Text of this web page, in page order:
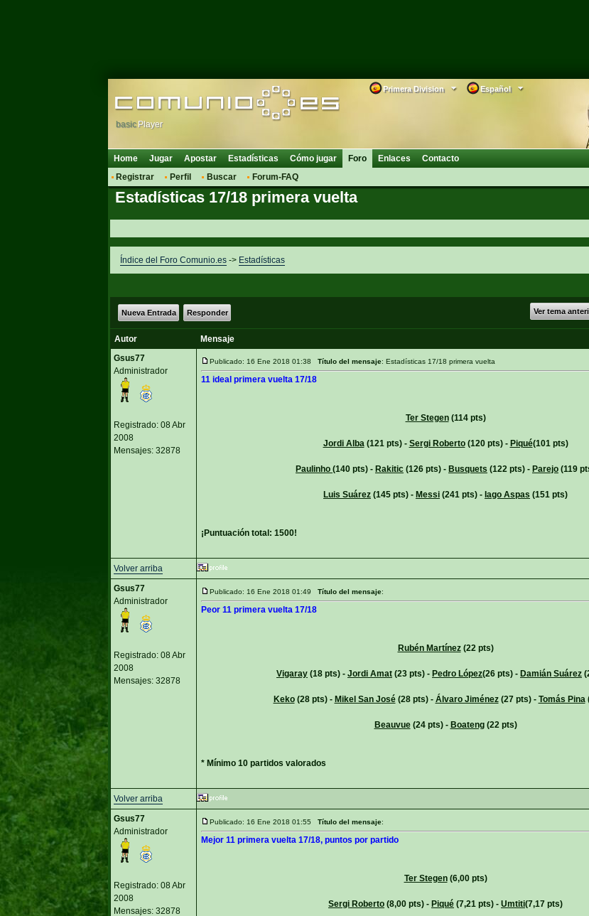
Español
Primera Division
basic Player
Home Jugar Apostar Estadísticas Cómo jugar
Foro
Registrar
Perfil Buscar Forum-FAQ
Enlaces Contacto
Estadísticas 17/18 primera vuelta
Índice del Foro Comunio.es-> Estadísticas
Ver tema
Nueva Entrada Responder
Autor
Mensaje
Gsus77
Administrador
Registrado: 08 Abr
2008
Mensajes: 32878
Publicado: 16 Ene 2018 01:38 Título del mensaje: Estadísticas 17/18 primera vuelta
11 ideal primera vuelta 17/18
Ter Stegen(114 pts)
Jordi Alba(121 pts) - Sergi Roberto(120 pts) - Piqué(101 pts)
Paulinho (140 pts) - Rakitic (126 pts) - Busquets (122 pts) - Parejo (119
Luis Suárez (145 pts) - Messi (241 pts) - Iago Aspas (151 pts)
¡Puntuación total: 1500!
Volver arriba
Gsus77
Administrador
Registrado: 08 Abr
2008
Mensajes: 32878
Publicado: 16 Ene 2018 01:49 Título del mensaje:
Peor 11 primera vuelta 17/18
Rubén Martínez(22 pts)
Vigaray (18 pts) - Jordi Amat (23 pts) - Pedro López(26 pts) - Damián Suárez
Keko(28 pts) - Mikel San José(28 pts) - Álvaro Jiménez(27 pts) - Tomás Pina
Beauvue(24 pts) - Boateng(22 pts)
* Mínimo 10 partidos valorados
Volver arriba
Gsus77
Administrador
Registrado: 08 Abr
2008
Mensajes: 32878
Publicado: 16 Ene 2018 01:55 Título del mensaje:
Mejor 11 primera vuelta 17/18, puntos por partido
Ter Stegen(6,00 pts)
Sergi Roberto (8,00 pts) - Piqué (7,21 pts) - Umtiti(7,17 pts)